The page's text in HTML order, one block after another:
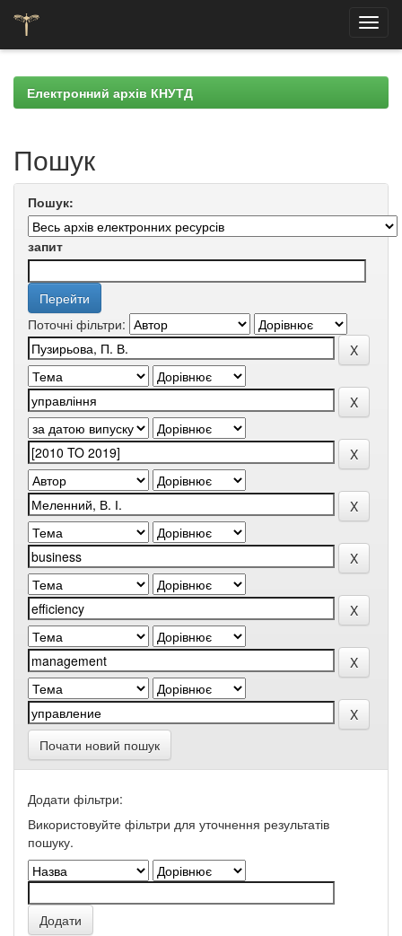
navigationЕлектронний архів КНУТД
Пошук
Пошук:
запит
Поточні фільтри:
Почати новий пошук
Додати фільтри:
Використовуйте фільтри для уточнення результатів
пошуку.